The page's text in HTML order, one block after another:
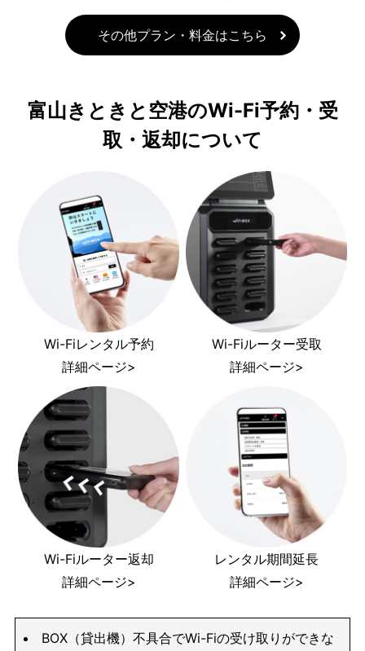
その他プラン・料金はこちら
富山きときと空港のWi-Fi予約・受
取・返却について
Wi-Fiレンタル予約
詳細ページ>
Wi-Fiルーター受取
詳細ページ>
Wi-Fiルーター返却
詳細ページ>
レンタル期間延長
詳細ページ>
BOX（貸出機）不具合でWi-Fiの受け取りができな